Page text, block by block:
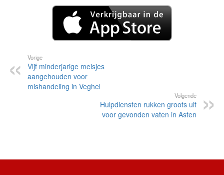
Vorige
Vijf minderjarige meisjes
aangehouden voor
mishandeling in Veghel
Volgende
Hulpdiensten rukken groots uit
voor gevonden vaten in Asten